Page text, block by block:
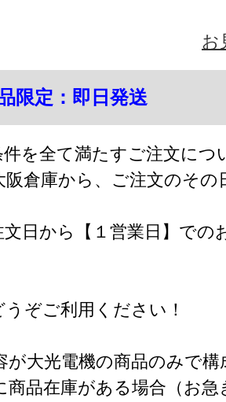
お
限定：即日発送
を全て満たすご注文につ
阪倉庫から、ご注文のそ
日から【１営業日】での
ぞご利用ください！
大光電機の商品のみで構
品在庫がある場合（お急